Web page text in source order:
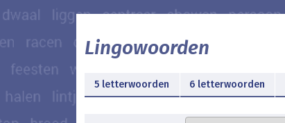
Lingowoorden
5 letterwoorden 6 letterwoorden